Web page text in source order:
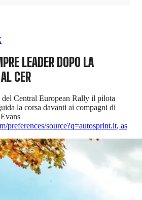
LEADER DOPO LA
CER
del Central European Rally il pilota
la corsa davanti ai compagni di
preferences/source?q=autosprint.it, as